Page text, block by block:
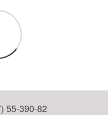
55-390-82